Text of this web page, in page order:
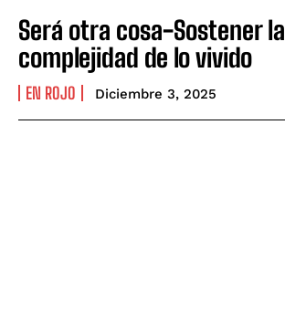
Será otra cosa-Sostener la
complejidad de lo vivido
EN ROJO Diciembre 3, 2025